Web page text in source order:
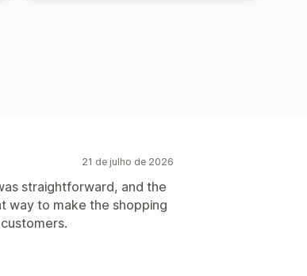
21 de julho de 2026
straightforward, and the
way to make the shopping